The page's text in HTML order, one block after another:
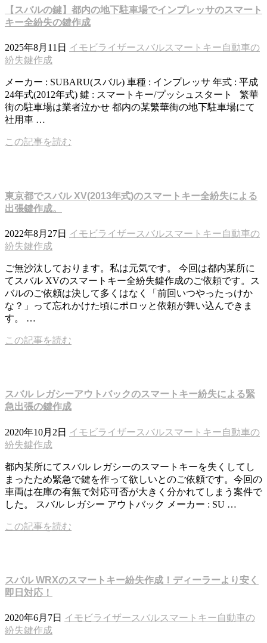
【スバルの鍵】都内の地下駐車場でインプレッサのスマート
キー全紛失の鍵作成
2025年8月11日 イモビライザースバルスマートキー自動車の
紛失鍵作成
メーカー : SUBARU(スバル) 車種 : インプレッサ 年式 : 平成
24年式(2012年式) 鍵 : スマートキー/プッシュスタート 繁華
街の駐車場は業者泣かせ 都内の某繁華街の地下駐車場にて
社用車 …
この記事を読む
東京都でスバル XV(2013年式)のスマートキー全紛失による
出張鍵作成。
2022年8月27日 イモビライザースバルスマートキー自動車の
紛失鍵作成
ご無沙汰しております。私は元気です。 今回は都内某所に
てスバル XVのスマートキー全紛失鍵作成のご依頼です。ス
バルのご依頼は決して多くはなく「前回いつやったっけか
な？」って忘れかけた頃にポロッと依頼が舞い込んできま
す。 …
この記事を読む
スバル レガシーアウトバックのスマートキー紛失による緊
急出張の鍵作成
2020年10月2日 イモビライザースバルスマートキー自動車の
紛失鍵作成
都内某所にてスバル レガシーのスマートキーを失くしてし
まったため緊急で鍵を作って欲しいとのご依頼です。今回の
車両は在庫の有無で対応可否が大きく分かれてしまう案件で
した。 スバル レガシー アウトバック メーカー : SU …
この記事を読む
スバル WRXのスマートキー紛失作成！ディーラーより安く
即日対応！
2020年6月7日 イモビライザースバルスマートキー自動車の
紛失鍵作成